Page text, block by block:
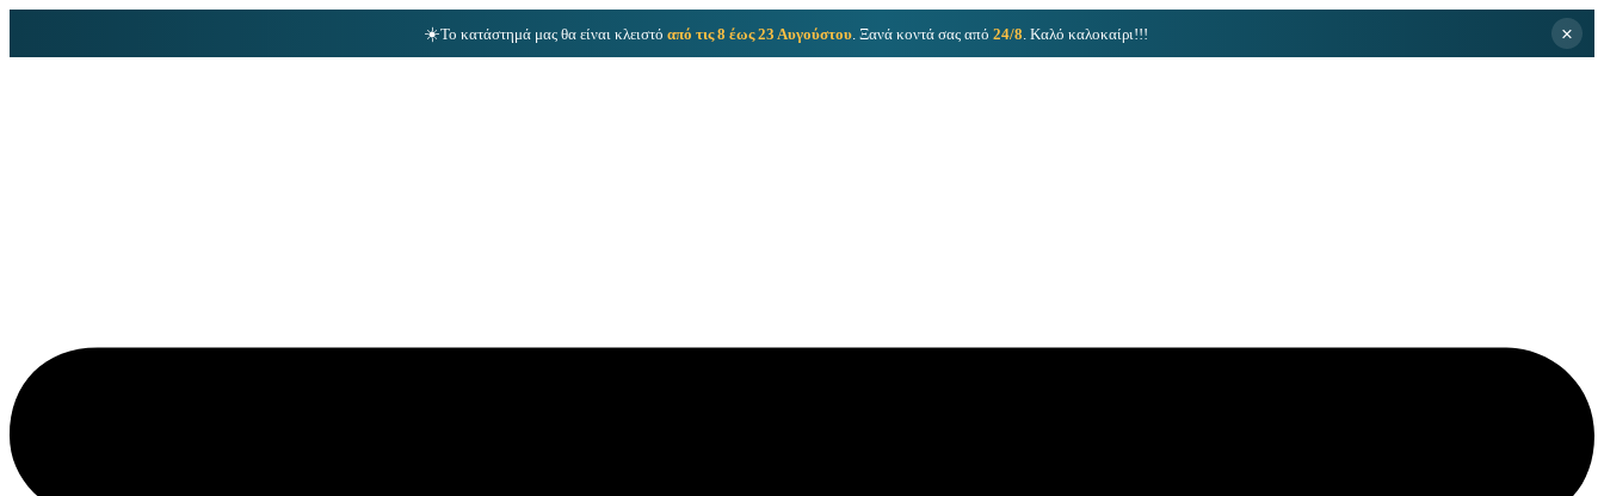
☀️Το κατάστημά μας θα είναι κλειστό από τις 8 έως 23 Αυγούστου. Ξανά κοντά σας από 24/8 . Καλό καλοκαίρι!!! ×